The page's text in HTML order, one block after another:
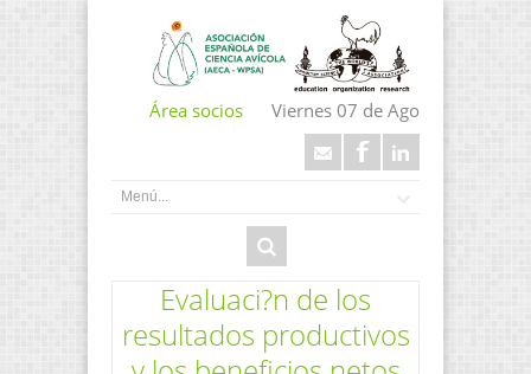
Área socios Viernes 07 de Ago
Evaluaci?n de los
resultados productivos